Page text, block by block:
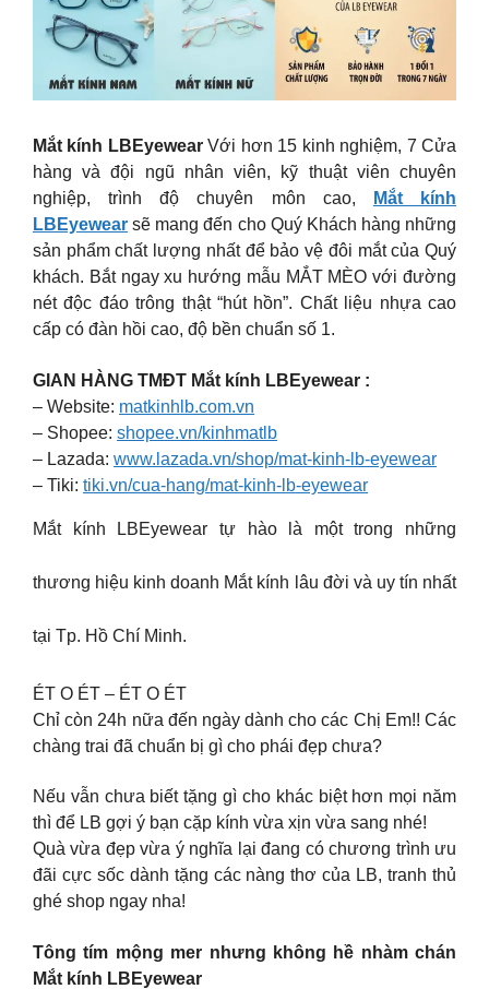
Mắt kính LBEyewearVới hơn 15 kinh nghiệm, 7 Cửa
hàng và đội ngũ nhân viên, kỹ thuật viên chuyên
nghiệp, trình độ chuyên môn cao,
Mắt kính
LBEyewear sẽ mang đến cho Quý Khách hàng những
sản phẩm chất lượng nhất để bảo vệ đôi mắt của Quý
khách. Bắt ngay xu hướng mẫu MẮT MÈO với đường
nét độc đáo trông thật “hút hồn”. Chất liệu nhựa cao
cấp có đàn hồi cao, độ bền chuẩn số 1.
GIAN HÀNG TMĐT Mắt kính LBEyewear :
– Website: matkinhlb.com.vn
– Shopee: shopee.vn/kinhmatlb
– Lazada: www.lazada.vn/shop/mat-kinh-lb-eyewear
– Tiki: tiki.vn/cua-hang/mat-kinh-lb-eyewear
Mắt kính LBEyewear tự hào là một trong những
thương hiệu kinh doanh Mắt kính lâu đời và uy tín nhất
tại Tp. Hồ Chí Minh.
ÉT O ÉT – ÉT O ÉT
Chỉ còn 24h nữa đến ngày dành cho các Chị Em!! Các
chàng trai đã chuẩn bị gì cho phái đẹp chưa?
Nếu vẫn chưa biết tặng gì cho khác biệt hơn mọi năm
thì để LB gợi ý bạn cặp kính vừa xịn vừa sang nhé!
Quà vừa đẹp vừa ý nghĩa lại đang có chương trình ưu
đãi cực sốc dành tặng các nàng thơ của LB, tranh thủ
ghé shop ngay nha!
Tông tím mộng mer nhưng không hề nhàm chán
Mắt kính LBEyewear